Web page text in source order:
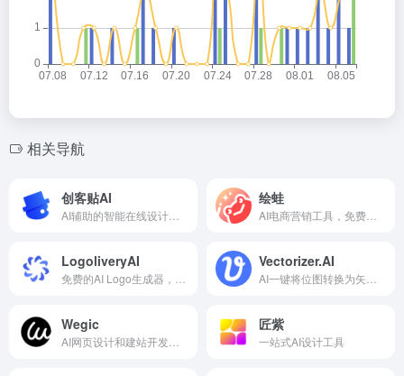
相关导航
创客贴AI 绘蛙
LogoliveryAI Vectorizer.AI
Wegic 匠紫
一站式AI设计工具